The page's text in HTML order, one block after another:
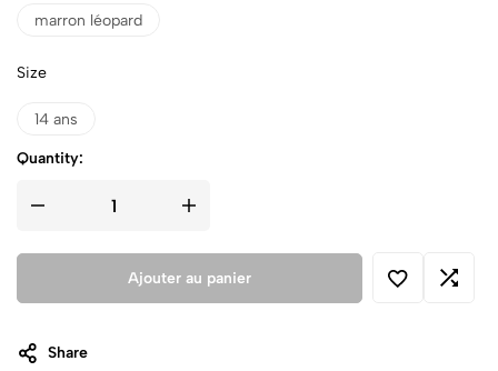
marron léopard
Size
14 ans
Quantity:
Ajouter au panier
Share